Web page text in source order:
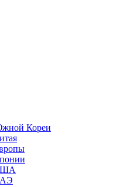
Кореи